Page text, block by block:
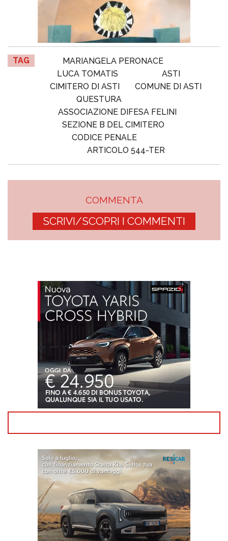
TAG
MARIANGELA PERONACE
LUCA TOMATIS
ASTI
CIMITERO DI ASTI
COMUNE DI ASTI
QUESTURA
ASSOCIAZIONE DIFESA FELINI
SEZIONE B DEL CIMITERO
CODICE PENALE
ARTICOLO 544-TER
COMMENTA
SCRIVI/SCOPRI I COMMENTI